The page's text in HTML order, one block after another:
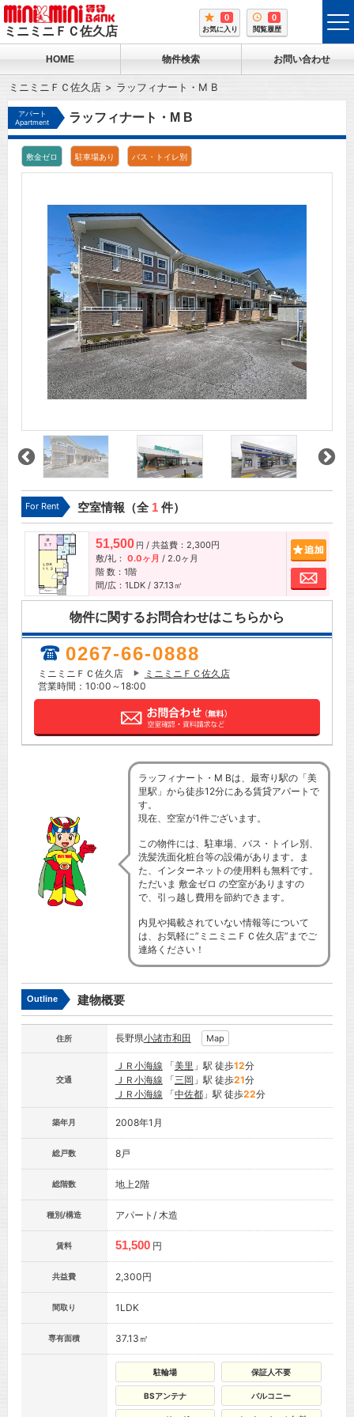
ミニミニＦＣ佐久店
0
お気に入り
0
閲覧履歴
HOME 物件検索 お問い合わせ
ミニミニＦＣ佐久店 ラッフィナート・M B
アパート
Apartment
ラッフィナート・M B
敷金ゼロ 駐車場あり バス・トイレ別
For Rent 空室情報（全 1件）
51,500 円 / 共益費：2,300円
敷/礼： 0.0ヶ月 / 2.0ヶ月
階 数：1階
間/広：1LDK / 37.13㎡
お問
物件に関するお問合わせはこちらから
0267-66-0888
ミニミニＦＣ佐久店
ミニミニＦＣ佐久店
営業時間：10:00～18:00
ラッフィナート・M Bは、最寄り駅の「美
里駅」から徒歩12分にある賃貸アパートで
す。
現在、空室が1件ございます。
この物件には、駐車場、バス・トイレ別、
洗髪洗面化粧台等の設備があります。ま
た、インターネットの使用料も無料です。
ただいま 敷金ゼロ の空室がありますの
で、引っ越し費用を節約できます。
内見や掲載されていない情報等について
は、お気軽に”ミニミニＦＣ佐久店”までご
連絡ください！
Outline 建物概要
住所 長野県小諸市和田 Map
交通
ＪＲ小海線 「美里 」駅 徒歩12分
ＪＲ小海線 「三岡 」駅 徒歩21分
ＪＲ小海線 「中佐都」駅 徒歩22分
築年月 2008年1月
総戸数 8戸
総階数 地上2階
種別/構造 アパート/ 木造
賃料 51,500 円
共益費 2,300円
間取り 1LDK
専有面積 37.13㎡
駐輪場 保証人不要
BSアンテナ バルコニー